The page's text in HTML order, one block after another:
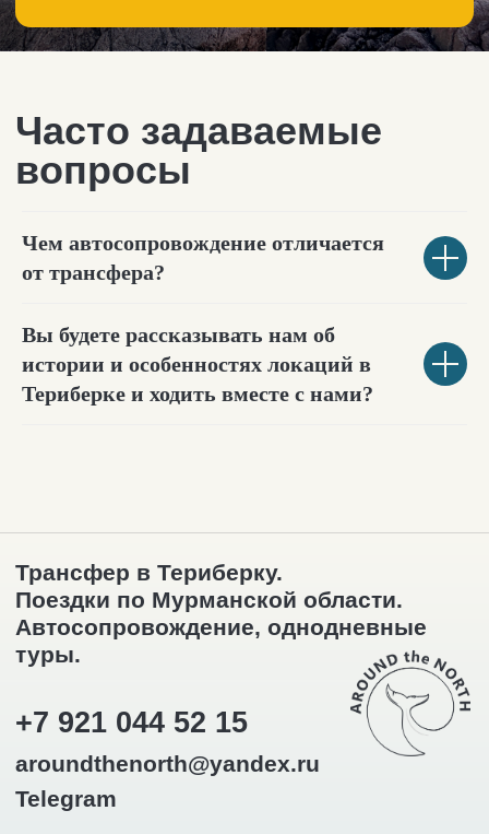
Чем автосопровождение отличается
от трансфера?
Вы будете рассказывать нам об
истории и особенностях локаций в
Териберке и ходить вместе с нами?